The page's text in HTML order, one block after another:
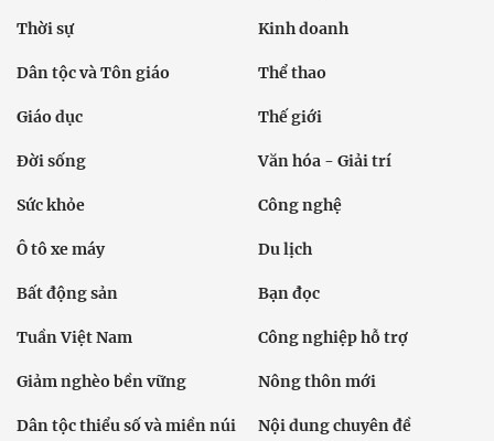
Thời sự Kinh doanh
Dân tộc và Tôn giáo Thể thao
Giáo dục Thế giới
Đời sống Văn hóa - Giải trí
Sức khỏe Công nghệ
Ô tô xe máy Du lịch
Bất động sản Bạn đọc
Tuần Việt Nam Công nghiệp hỗ trợ
Giảm nghèo bền vững Nông thôn mới
Dân tộc thiểu số và miền núi Nội dung chuyên đề